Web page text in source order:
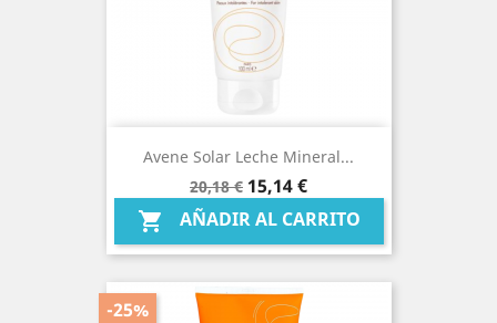
Avene Solar Leche Mineral...
Precio
base
20,18 € Precio
15,14 €
 AÑADIR AL CARRITO
-25%